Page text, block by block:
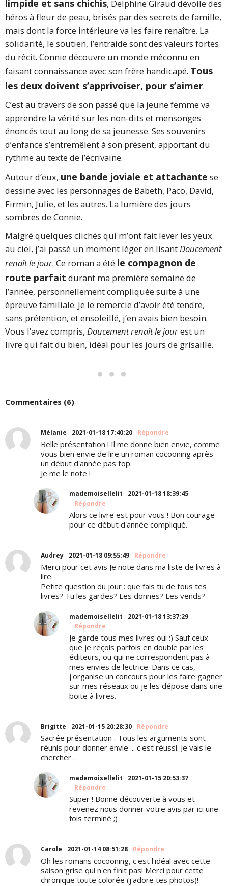
limpide et sans chichis, Delphine Giraud dévoile des
héros à fleur de peau, brisés par des secrets de famille,
mais dont la force intérieure va les faire renaître. La
solidarité, le soutien, l’entraide sont des valeurs fortes
du récit. Connie découvre un monde méconnu en
faisant connaissance avec son frère handicapé. Tous
les deux doivent s’apprivoiser, pour s’aimer.
C’est au travers de son passé que la jeune femme va
apprendre la vérité sur les non-dits et mensonges
énoncés tout au long de sa jeunesse. Ses souvenirs
d’enfance s’entremêlent à son présent, apportant du
rythme au texte de l’écrivaine.
Autour d’eux, une bande joviale et attachante se
dessine avec les personnages de Babeth, Paco, David,
Firmin, Julie, et les autres. La lumière des jours
sombres de Connie.
Malgré quelques clichés qui m’ont fait lever les yeux
au ciel, j’ai passé un moment léger en lisantDoucement
renaît le jour. Ce roman a été le compagnon de
route parfait durant ma première semaine de
l’année, personnellement compliquée suite à une
épreuve familiale. Je le remercie d’avoir été tendre,
sans prétention, et ensoleillé, j’en avais bien besoin.
Vous l’avez compris, Doucement renaît le jourest un
livre qui fait du bien, idéal pour les jours de grisaille.
Commentaires (6)
Mélanie 2021-01-18 17:40:20 Répondre
Belle présentation ! Il me donne bien envie, comme
vous bien envie de lire un roman cocooning après
un début d'année pas top.
Je me le note !
mademoisellelit
2021-01-18 18:39:45
Répondre
Alors ce livre est pour vous ! Bon courage
pour ce début d'année compliqué.
Audrey 2021-01-18 09:55:49 Répondre
Merci pour cet avis Je note dans ma liste de livres à
lire.
Petite question du jour : que fais tu de tous tes
livres? Tu les gardes? Les donnes? Les vends?
mademoisellelit
2021-01-18 13:37:29
Répondre
Je garde tous mes livres oui :) Sauf ceux
que je reçois parfois en double par les
éditeurs, ou qui ne correspondent pas à
mes envies de lectrice. Dans ce cas,
j'organise un concours pour les faire gagner
sur mes réseaux ou je les dépose dans une
boite à livres.
Brigitte 2021-01-15 20:28:30 Répondre
Sacrée présentation . Tous les arguments sont
réunis pour donner envie ... c'est réussi. Je vais le
chercher .
mademoisellelit
2021-01-15 20:53:37
Répondre
Super ! Bonne découverte à vous et
revenez nous donner votre avis par ici une
fois terminé ;)
Carole 2021-01-14 08:51:28 Répondre
Oh les romans cocooning, c'est l'idéal avec cette
saison grise qui n'en finit pas! Merci pour cette
chronique toute colorée (j'adore tes photos)!